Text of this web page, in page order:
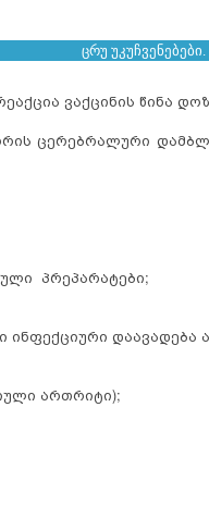
ცრუ უკუჩვენებები.
ვაქცინის წინა
ცერებრალური
პრეპარატები;
დაავადება
ართრიტი);